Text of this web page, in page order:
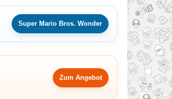
Super Mario Bros. Wonder
Zum Angebot